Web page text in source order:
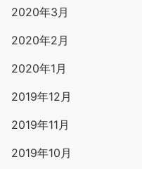
2020年3月
2020年2月
2020年1月
2019年12月
2019年11月
2019年10月